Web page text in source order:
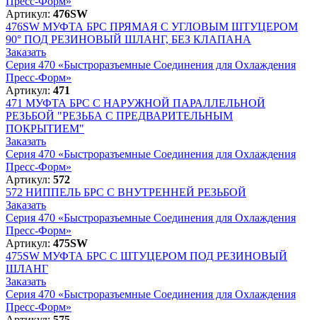
Артикул: 476SW
476SW МУФТА БРС ПРЯМАЯ С УГЛОВЫМ ШТУЦЕРОМ
90° ПОД РЕЗИНОВЫЙ ШЛАНГ, БЕЗ КЛАПАНА
Заказать
Серия 470 «Быстроразъемные Соединения для Охлаждения
Пресс-Форм»
Артикул: 471
471 МУФТА БРС С НАРУЖНОЙ ПАРАЛЛЕЛЬНОЙ
РЕЗЬБОЙ "РЕЗЬБА С ПРЕДВАРИТЕЛЬНЫМ
ПОКРЫТИЕМ"
Заказать
Серия 470 «Быстроразъемные Соединения для Охлаждения
Пресс-Форм»
Артикул: 572
572 НИППЕЛЬ БРС С ВНУТРЕННЕЙ РЕЗЬБОЙ
Заказать
Серия 470 «Быстроразъемные Соединения для Охлаждения
Пресс-Форм»
Артикул: 475SW
475SW МУФТА БРС С ШТУЦЕРОМ ПОД РЕЗИНОВЫЙ
ШЛАНГ
Заказать
Серия 470 «Быстроразъемные Соединения для Охлаждения
Пресс-Форм»